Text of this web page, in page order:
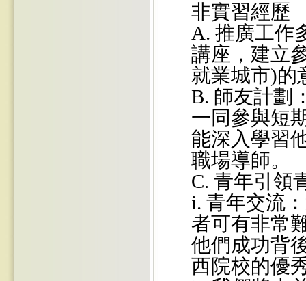
非實習經歷
A. 推廣工作
講座，建立
就業城市)的
B. 師友計劃
一同參與短
能深入學習
職場導師。
C. 青年引領
i. 青年交流
者可有非常
他們成功背
西院校的優